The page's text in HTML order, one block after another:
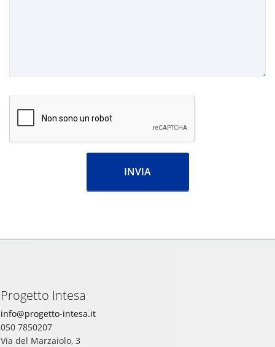
Progetto Intesa
info@progetto-intesa.it
050 7850207
Via del Marzaiolo, 3